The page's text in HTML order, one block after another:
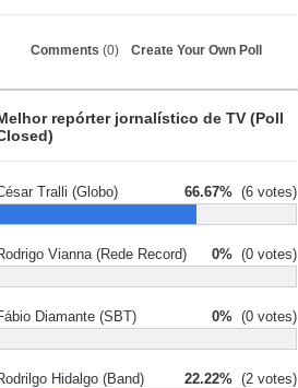
Comments (0) Create Your Own Poll
repórter jornalístico de TV (Poll
Tralli (Globo) 66.67% (6 votes)
Vianna (Rede Record) 0% (0 votes)
Diamante (SBT) 0% (0 votes)
Hidalgo (Band) 22.22% (2 votes)